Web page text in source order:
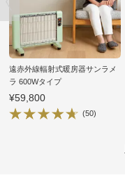
遠赤外線輻射式暖房器サンラメ
ラ 600Wタイプ
¥59,800
(50)